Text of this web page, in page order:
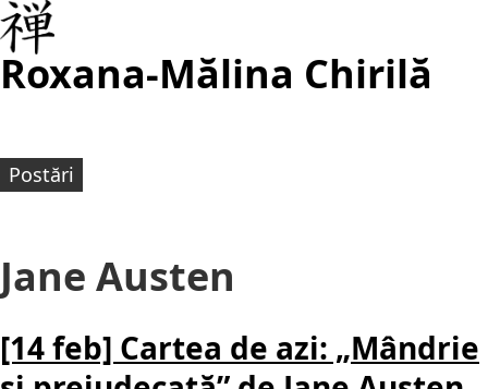
Roxana-Mălina Chirilă
Postări
Jane Austen
[14 feb] Cartea de azi: „Mândrie